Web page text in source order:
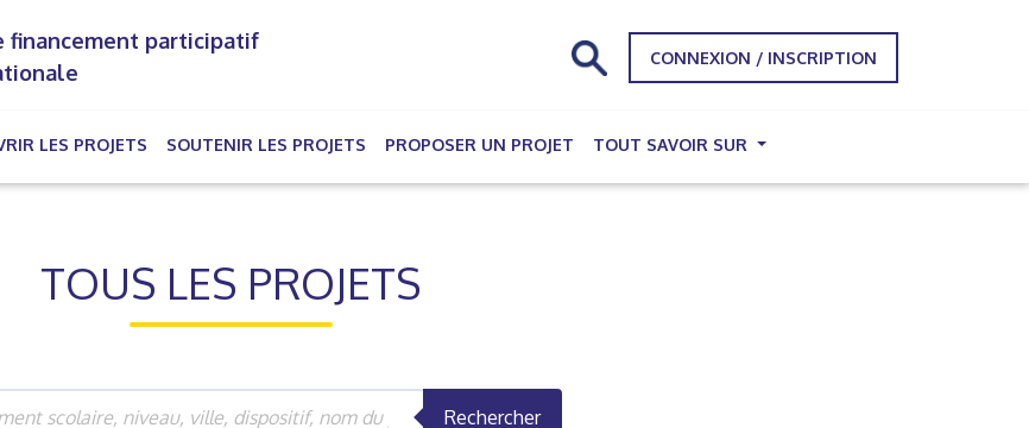
financement participatif
CONNEXION / INSCRIPTION
LES PROJETS SOUTENIR LES PROJETS PROPOSER UN PROJET TOUT SAVOIR SUR
TOUS LES PROJETS
Rechercher